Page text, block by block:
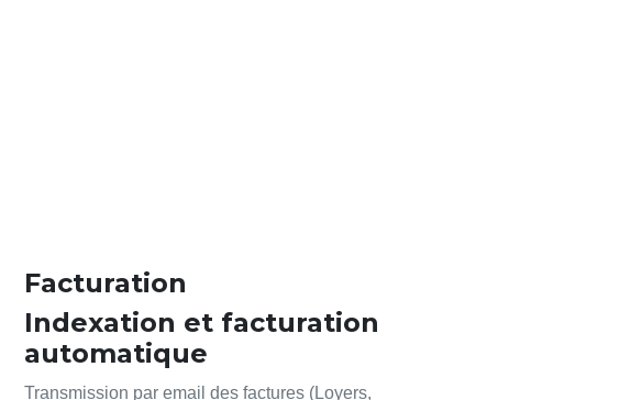
Facturation
Indexation et facturation
automatique
Transmission par email des factures (Loyers,